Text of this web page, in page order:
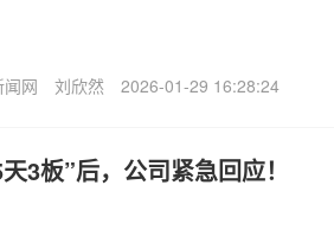
闻网 刘欣然 2026-01-29 16:28:24
3板”后，公司紧急回应！